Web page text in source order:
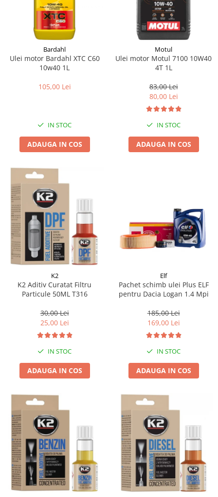
Bardahl
Ulei motor Bardahl XTC C60
10w40 1L
105,00 Lei
IN STOC
ADAUGA IN COS
Motul
Ulei motor Motul 7100 10W40
4T 1L
83,00 Lei
80,00 Lei
IN STOC
ADAUGA IN COS
K2
K2 Aditiv Curatat Filtru
Particule 50ML T316
30,00 Lei
25,00 Lei
IN STOC
ADAUGA IN COS
Elf
Pachet schimb ulei Plus ELF
pentru Dacia Logan 1.4 Mpi
185,00 Lei
169,00 Lei
IN STOC
ADAUGA IN COS